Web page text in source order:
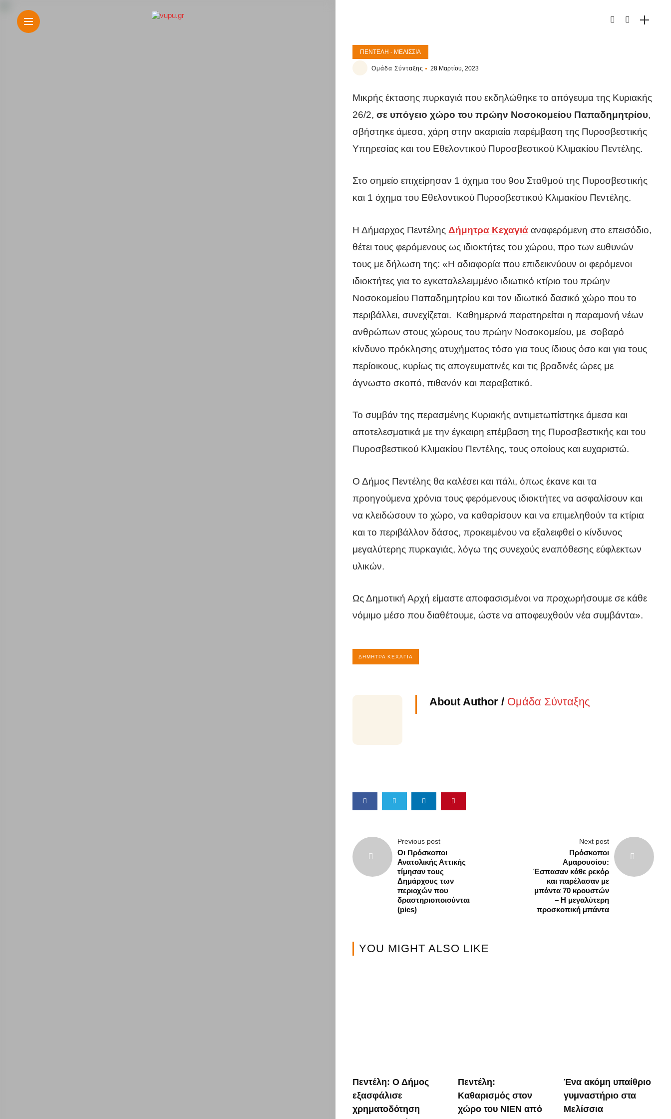
Η
πόλη
σου
Επικαιρότητα
Επιχειρήσεις
Περιφέρεια
Σύλλογοι
Αυτοκίνητο
Επικοινωνία
Search
ΠΕΝΤΈΛΗ - ΜΕΛΊΣΣΙΑ
Ομάδα Σύνταξης 28 Μαρτίου, 2023
Μικρής έκτασης πυρκαγιά που εκδηλώθηκε το απόγευμα της Κυριακής
26/2, σε υπόγειο χώρο του πρώην Νοσοκομείου Παπαδημητρίου,
σβήστηκε άμεσα, χάρη στην ακαριαία παρέμβαση της Πυροσβεστικής
Υπηρεσίας και του Εθελοντικού Πυροσβεστικού Κλιμακίου Πεντέλης.
Στο σημείο επιχείρησαν 1 όχημα του 9ου Σταθμού της Πυροσβεστικής
και 1 όχημα του Εθελοντικού Πυροσβεστικού Κλιμακίου Πεντέλης.
Η Δήμαρχος Πεντέλης Δήμητρα Κεχαγιάαναφερόμενη στο επεισόδιο,
θέτει τους φερόμενους ως ιδιοκτήτες του χώρου, προ των ευθυνών
τους με δήλωση της: «Η αδιαφορία που επιδεικνύουν οι φερόμενοι
ιδιοκτήτες για το εγκαταλελειμμένο ιδιωτικό κτίριο του πρώην
Νοσοκομείου Παπαδημητρίου και τον ιδιωτικό δασικό χώρο που το
περιβάλλει, συνεχίζεται. Καθημερινά παρατηρείται η παραμονή νέων
ανθρώπων στους χώρους του πρώην Νοσοκομείου, με σοβαρό
κίνδυνο πρόκλησης ατυχήματος τόσο για τους ίδιους όσο και για τους
περίοικους, κυρίως τις απογευματινές και τις βραδινές ώρες με
άγνωστο σκοπό, πιθανόν και παραβατικό.
Το συμβάν της περασμένης Κυριακής αντιμετωπίστηκε άμεσα και
αποτελεσματικά με την έγκαιρη επέμβαση της Πυροσβεστικής και του
Πυροσβεστικού Κλιμακίου Πεντέλης, τους οποίους και ευχαριστώ.
Ο Δήμος Πεντέλης θα καλέσει και πάλι, όπως έκανε και τα
προηγούμενα χρόνια τους φερόμενους ιδιοκτήτες να ασφαλίσουν και
να κλειδώσουν το χώρο, να καθαρίσουν και να επιμεληθούν τα κτίρια
και το περιβάλλον δάσος, προκειμένου να εξαλειφθεί ο κίνδυνος
μεγαλύτερης πυρκαγιάς, λόγω της συνεχούς εναπόθεσης εύφλεκτων
υλικών.
Ως Δημοτική Αρχή είμαστε αποφασισμένοι να προχωρήσουμε σε κάθε
νόμιμο μέσο που διαθέτουμε, ώστε να αποφευχθούν νέα συμβάντα».
ΔΉΜΗΤΡΑ ΚΕΧΑΓΙΆ
About Author / Ομάδα Σύνταξης
Previous post
Οι Πρόσκοποι
Ανατολικής Αττικής
τίμησαν τους
Δημάρχους των
περιοχών που
δραστηριοποιούνται
(pics)
Next post
Πρόσκοποι
Αμαρουσίου:
Έσπασαν κάθε ρεκόρ
και παρέλασαν με
μπάντα 70 κρουστών
– Η μεγαλύτερη
προσκοπική μπάντα
YOU MIGHT ALSO LIKE
Πεντέλη: Ο Δήμος
εξασφάλισε
χρηματοδότηση
Πεντέλη:
Καθαρισμός στον
χώρο του ΝΙΕΝ από
Ένα ακόμη υπαίθριο
γυμναστήριο στα
Μελίσσια